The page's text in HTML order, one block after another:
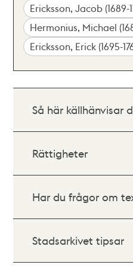
Ericksson, Jacob (1689-
Hermonius, Michael
Ericksson, Erick (1695-
Så här källhänvisar
Rättigheter
Har du frågor om
Stadsarkivet tipsar